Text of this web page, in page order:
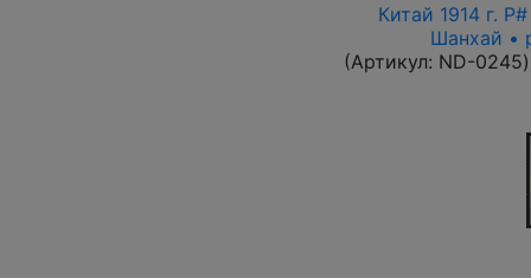
Китай 1914 г.
Шанхай •
(Артикул: ND-0245)